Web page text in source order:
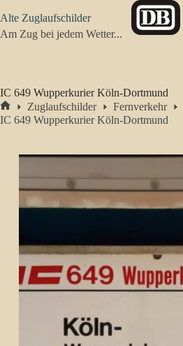
Inhalt
springen
Alte Zuglaufschilder
Am Zug bei jedem Wetter...
IC 649 Wupperkurier Köln-Dortmund
Start
Zuglaufschilder Fernverkehr
IC 649 Wupperkurier Köln-Dortmund